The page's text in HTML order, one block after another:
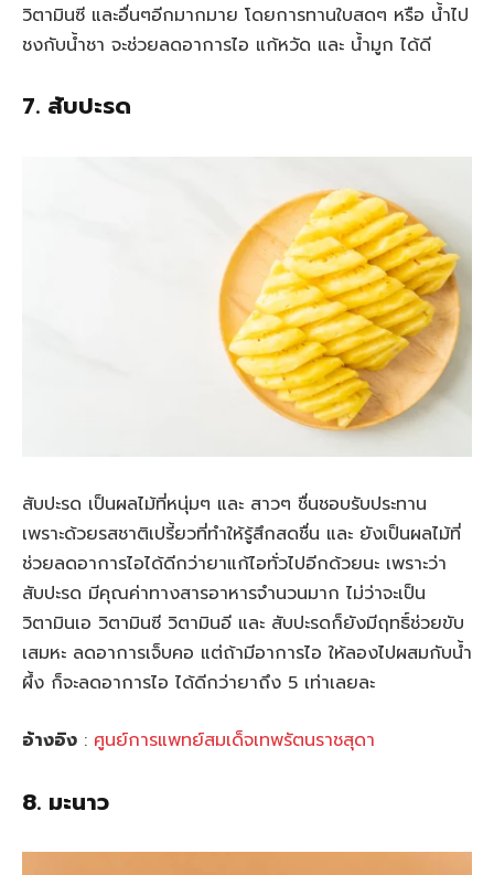
วิตามินซี และอื่นๆอีกมากมาย โดยการทานใบสดๆ หรือ น้ำไป
ชงกับน้ำชา จะช่วยลดอาการไอ แก้หวัด และ น้ำมูก ได้ดี
7. สับปะรด
สับปะรด เป็นผลไม้ที่หนุ่มๆ และ สาวๆ ชื่นชอบรับประทาน
เพราะด้วยรสชาติเปรี้ยวที่ทำให้รู้สึกสดชื่น และ ยังเป็นผลไม้ที่
ช่วยลดอาการไอได้ดีกว่ายาแก้ไอทั่วไปอีกด้วยนะ เพราะว่า
สับปะรด มีคุณค่าทางสารอาหารจำนวนมาก ไม่ว่าจะเป็น
วิตามินเอ วิตามินซี วิตามินอี และ สับปะรดก็ยังมีฤทธิ์ช่วยขับ
เสมหะ ลดอาการเจ็บคอ แต่ถ้ามีอาการไอ ให้ลองไปผสมกับน้ำ
ผึ้ง ก็จะลดอาการไอ ได้ดีกว่ายาถึง 5 เท่าเลยละ
อ้างอิง : ศูนย์การแพทย์สมเด็จเทพรัตนราชสุดา
8. มะนาว